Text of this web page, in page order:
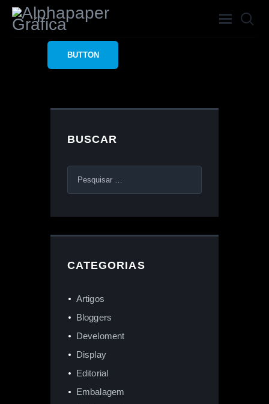
A GRÁFICA
PORTFÓLIO
BLOG
CONTATO
BUTTON
BUSCAR
CATEGORIAS
Artigos
Bloggers
Develoment
Display
Editorial
Embalagem